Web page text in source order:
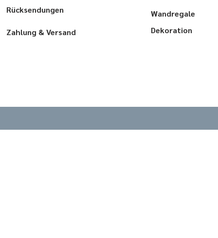
Rücksendungen
Zahlung & Versand
Wandregale
Dekoration